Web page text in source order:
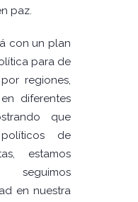
paz.
con un plan
para de
regiones,
diferentes
que
de
estamos
en nuestra